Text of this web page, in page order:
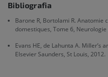
Bibliografia
Barone R, Bortolami R.
domestiques, Tome 6, Neurologie
Evans HE, de Lahunta A. Miller’s
Elsevier Saunders, St Louis, 2012.